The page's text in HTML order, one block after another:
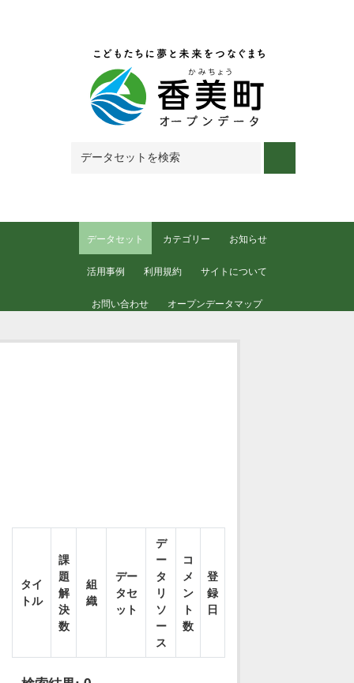
データセット カテゴリー お知らせ
活用事例 利用規約 サイトについて
お問い合わせ オープンデータマップ
タイ
トル
課
題
解
決
数
組
織
デー
タセ
ット
デ
ー
タ
リ
ソ
ー
ス
コ
メ
ン
ト
数
登
録
日